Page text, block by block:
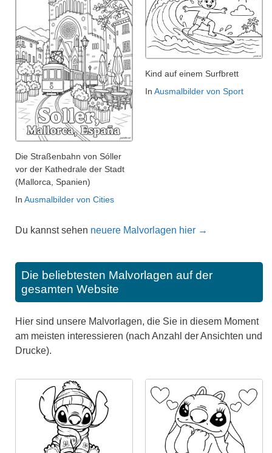
Die Straßenbahn von Sóller
vor der Kathedrale der Stadt
(Mallorca, Spanien)
In Ausmalbilder von Cities
Kind auf einem Surfbrett
In Ausmalbilder von Sport
Du kannst sehen neuere Malvorlagen hier →
Die beliebtesten Malvorlagen auf der
gesamten Website
Hier sind unsere Malvorlagen, die Sie in diesem Moment
am meisten interessieren (nach Anzahl der Ansichten und
Drucke).